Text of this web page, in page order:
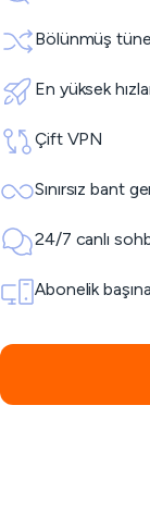
Bölünmüş
En yüksek
Çift VPN
Sınırsız bant
24/7 canlı
Abonelik